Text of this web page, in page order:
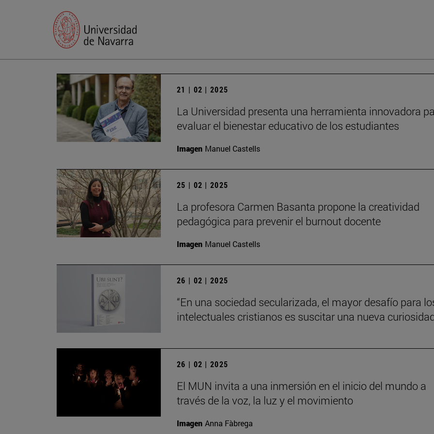
21 | 02 | 2025
La Universidad presenta una herramienta innovadora
evaluar el bienestar educativo de los estudiantes
Imagen Manuel Castells
25 | 02 | 2025
La profesora Carmen Basanta propone la creatividad
pedagógica para prevenir el burnout docente
Imagen Manuel Castells
26 | 02 | 2025
“En una sociedad secularizada, el mayor desafío para
intelectuales cristianos es suscitar una nueva
26 | 02 | 2025
El MUN invita a una inmersión en el inicio del mundo a
través de la voz, la luz y el movimiento
Imagen Anna Fàbrega